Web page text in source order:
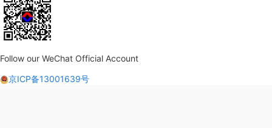
Follow our WeChat Official Account
京ICP备13001639号